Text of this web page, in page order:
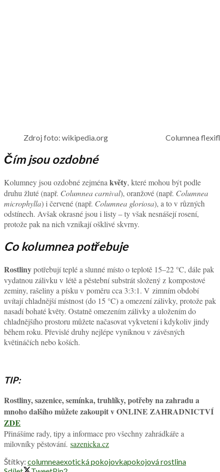
Zdroj foto: wikipedia.org Columnea
Čím jsou ozdobné
Kolumney jsou ozdobné zejména květy, které mohou být podle
druhu žluté (např. Columnea carnival), oranžové (např. Columnea
microphylla) i červené (např. Columnea gloriosa), a to v různých
odstínech. Avšak okrasné jsou i listy – ty však nesnášejí rosení,
protože pak na nich vznikají ošklivé skvrny.
Co kolumnea potřebuje
Rostlinypotřebují teplé a slunné místo o teplotě 15–22 °C, dále pak
vydatnou zálivku v létě a pěstební substrát složený z kompostové
zeminy, rašeliny a písku v poměru cca 3:3:1. V zimním období
uvítají chladnější místnost (do 15 °C) a omezení zálivky, protože pak
nasadí bohaté květy. Ostatně omezením zálivky a uložením do
chladnějšího prostoru můžete načasovat vykvetení i kdykoliv jindy
během roku. Převislé druhy nejlépe vyniknou v závěsných
květináčích nebo koších.
TIP:
Rostliny, sazenice, semínka, truhlíky, potřeby na zahradu a
mnoho dalšího můžete zakoupit v ONLINE ZAHRADNICTVÍ
ZDE
Přinášíme rady, tipy a informace pro všechny zahrádkáře a
milovníky pěstování. sazenicka.cz
Štítky: columneaexotická pokojovkapokojová rostlina